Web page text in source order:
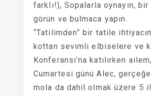
farklı!), Sopalarla oynayın, bir
görün ve bulmaca yapın.
“Tatilimden” bir tatile
kottan sevimli elbiselere ve
Konferansı’na katılırken
Cumartesi günü Alec,
mola da dahil olmak üzere 5